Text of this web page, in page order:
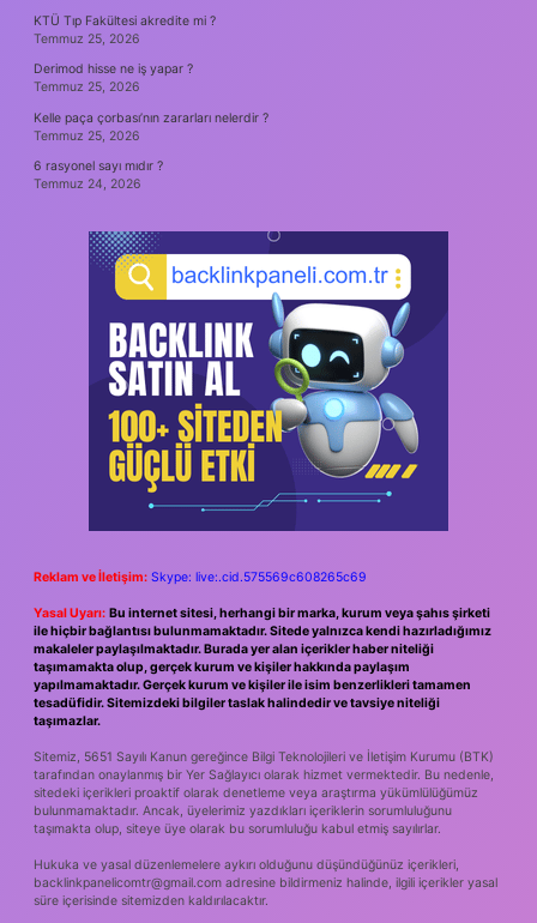
KTÜ Tıp Fakültesi akredite mi ?
Temmuz 25, 2026
Derimod hisse ne iş yapar ?
Temmuz 25, 2026
Kelle paça çorbası’nın zararları nelerdir ?
Temmuz 25, 2026
6 rasyonel sayı mıdır ?
Temmuz 24, 2026
Reklam ve İletişim: Skype: live:.cid.575569c608265c69
Yasal Uyarı: Bu internet sitesi, herhangi bir marka, kurum veya şahıs şirketi
ile hiçbir bağlantısı bulunmamaktadır. Sitede yalnızca kendi hazırladığımız
makaleler paylaşılmaktadır. Burada yer alan içerikler haber niteliği
taşımamakta olup, gerçek kurum ve kişiler hakkında paylaşım
yapılmamaktadır. Gerçek kurum ve kişiler ile isim benzerlikleri tamamen
tesadüfidir. Sitemizdeki bilgiler taslak halindedir ve tavsiye niteliği
taşımazlar.
Sitemiz, 5651 Sayılı Kanun gereğince Bilgi Teknolojileri ve İletişim Kurumu (BTK)
tarafından onaylanmış bir Yer Sağlayıcı olarak hizmet vermektedir. Bu nedenle,
sitedeki içerikleri proaktif olarak denetleme veya araştırma yükümlülüğümüz
bulunmamaktadır. Ancak, üyelerimiz yazdıkları içeriklerin sorumluluğunu
taşımakta olup, siteye üye olarak bu sorumluluğu kabul etmiş sayılırlar.
Hukuka ve yasal düzenlemelere aykırı olduğunu düşündüğünüz içerikleri,
backlinkpanelicomtr@gmail.com adresine bildirmeniz halinde, ilgili içerikler yasal
süre içerisinde sitemizden kaldırılacaktır.